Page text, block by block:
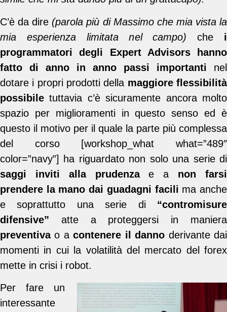
C’è da dire (parola più di Massimo che mia vista la
mia esperienza limitata nel campo) che i
programmatori degli Expert Advisors hanno
fatto di anno in anno passi importanti nel
dotare i propri prodotti della maggiore flessibilità
possibile tuttavia c’è sicuramente ancora molto
spazio per miglioramenti in questo senso ed è
questo il motivo per il quale la parte più complessa
del corso [workshop_what what=”489″
color=”navy”] ha riguardato non solo una serie di
saggi inviti alla prudenzae a non farsi
prendere la mano dai guadagni facili ma anche
e soprattutto una serie di “contromisure
difensive” atte a proteggersi in maniera
preventivao acontenere il danno derivante dai
momenti in cui la volatilità del mercato del forex
mette in crisi i robot.
Per fare un
interessante